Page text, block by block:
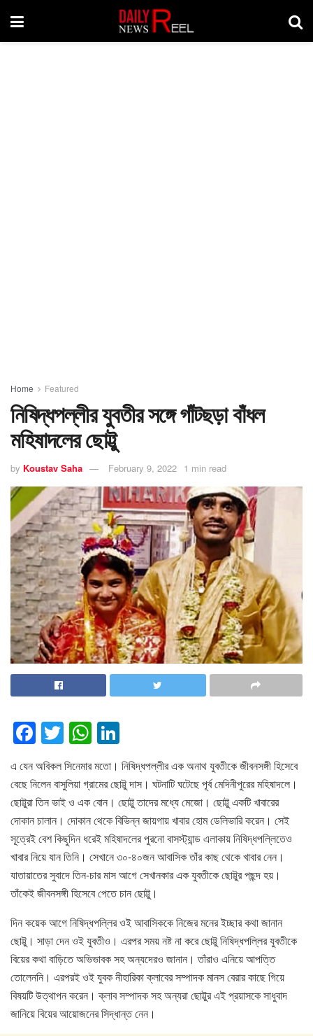
Home Featured
নিষিদ্ধপল্লীর যুবতীর সঙ্গে গাঁটছড়া বাঁধল
মহিষাদলের ছোট্টু
by Koustav Saha February 9, 2022 1 min read
F
a
c
e
b
o
o
k
T
wi
tt
er
W
h
at
s
A
p
p
n
k
e
dI
n
এ যেন অবিকল সিনেমার মতো। নিষিদ্ধপল্লীর এক অনাথ যুবতীকে জীবনসঙ্গী হিসেবে
বেছে নিলেন বাসুলিয়া গ্রামের ছোট্টু দাস। ঘটনাটি ঘটেছে পূর্ব মেদিনীপুরের মহিষাদলে।
ছোট্টুরা তিন ভা‌ই ও এক বোন। ছোট্টু তাদের মধ্যে মেজো। ছোট্টু একটি খাবারের
দোকান চালান। দোকান থেকে বিভিন্ন জায়গায় খাবার হোম ডেলিভারি করেন। সেই
সূত্রেই বেশ কিছুদিন ধরেই মহিষাদলের পুরনো বাসস্ট্যান্ড এলাকায় নিষিদ্ধপল্লিতেও
খাবার নিয়ে যান তিনি। সেখানে ৩০-৪০জন আবাসিক তাঁর কাছ থেকে খাবার নেন।
যাতায়াতের সুবাদে তিন-চার মাস আগে সেখানকার এক যুবতীকে ছোট্টুর পছন্দ হয়।
তাঁকেই জীবনসঙ্গী হিসেবে পেতে চান ছোট্টু।
দিন কয়েক আগে নিষিদ্ধপল্লির ওই আবাসিককে নিজের মনের ইচ্ছার কথা জানান
ছোট্টু। সাড়া দেন ওই যুবতীও। এরপর সময় নষ্ট না করে ছোট্টু নিষিদ্ধপল্লির যুবতীকে
বিয়ের কথা বাড়িতে অভিভাবক সহ অন্যদেরও জানান। তাঁরাও এনিয়ে আপত্তি
তোলেননি। এরপরই ওই যুবক নীহারিকা ক্লাবের সম্পাদক মানস বেরার কাছে গিয়ে
বিষয়টি উত্থাপন করেন। ক্লাব সম্পাদক সহ অন্যরা ছোট্টুর এই প্রয়াসকে সাধুবাদ
জানিয়ে বিয়ের আয়োজনের সিদ্ধান্ত নেন।